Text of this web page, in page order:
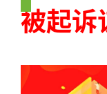
被起诉